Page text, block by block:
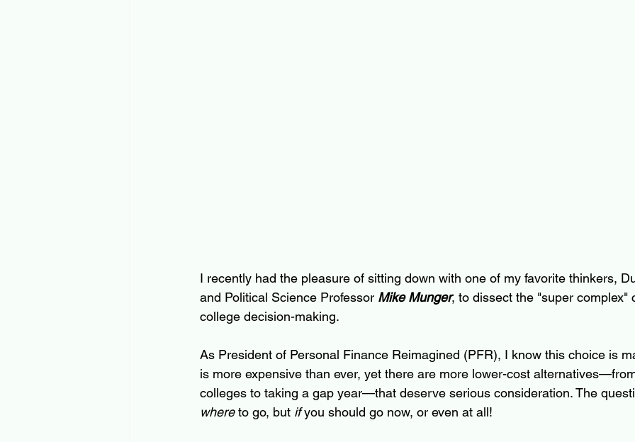
I recently had the pleasure of sitting down with one of my favorite thinkers,
and Political Science Professor Mike Munger, to dissect the "super complex"
college decision-making.
As President of Personal Finance Reimagined (PFR), I know this choice is
is more expensive than ever, yet there are more lower-cost
colleges to taking a gap year—that deserve serious consideration. The
where to go, but if you should go now, or even at all!